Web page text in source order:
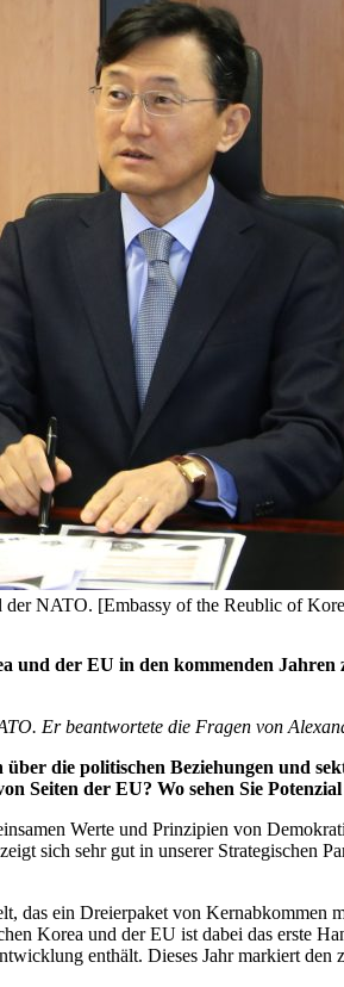
NATO. [Embassy of the Reublic of
der EU in den kommenden
Er beantwortete die Fragen von
die politischen Beziehungen und
Seiten der EU? Wo sehen Sie
Werte und Prinzipien von
sich sehr gut in unserer Strategischen
das ein Dreierpaket von Kernabkommen
Korea und der EU ist dabei das erste
enthält. Dieses Jahr markiert den